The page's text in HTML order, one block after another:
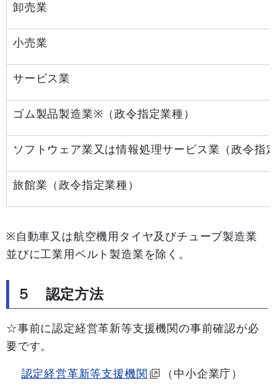
卸売業
小売業
サービス業
ゴム製品製造業※（政令指定業種）
ソフトウェア業又は情報処理サービス業（政令指
旅館業（政令指定業種）
※自動車又は航空機用タイヤ及びチューブ製造業
並びに工業用ベルト製造業を除く。
５ 認定方法
☆事前に認定経営革新等支援機関の事前確認が必
要です。
認定経営革新等支援機関
（中小企業庁）